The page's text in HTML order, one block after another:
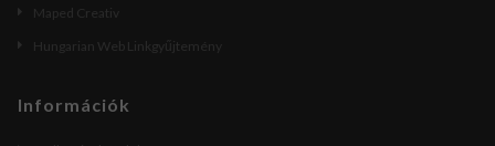
Maped Creativ
Hungarian Web Linkgyűjtemény
Információk